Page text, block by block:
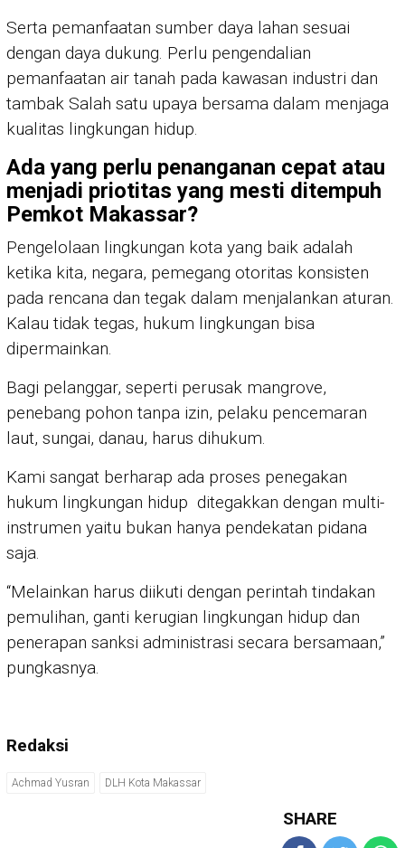
Serta pemanfaatan sumber daya lahan sesuai
dengan daya dukung. Perlu pengendalian
pemanfaatan air tanah pada kawasan industri dan
tambak Salah satu upaya bersama dalam menjaga
kualitas lingkungan hidup.
Ada yang perlu penanganan cepat atau
menjadi priotitas yang mesti ditempuh
Pemkot Makassar?
Pengelolaan lingkungan kota yang baik adalah
ketika kita, negara, pemegang otoritas konsisten
pada rencana dan tegak dalam menjalankan aturan.
Kalau tidak tegas, hukum lingkungan bisa
dipermainkan.
Bagi pelanggar, seperti perusak mangrove,
penebang pohon tanpa izin, pelaku pencemaran
laut, sungai, danau, harus dihukum.
Kami sangat berharap ada proses penegakan
hukum lingkungan hidup ditegakkan dengan multi-
instrumen yaitu bukan hanya pendekatan pidana
saja.
“Melainkan harus diikuti dengan perintah tindakan
pemulihan, ganti kerugian lingkungan hidup dan
penerapan sanksi administrasi secara bersamaan,”
pungkasnya.
Redaksi
Achmad Yusran DLH Kota Makassar
SHARE